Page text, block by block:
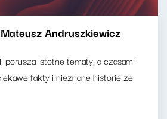
Andruszkiewicz
porusza istotne tematy, a czasami
fakty i nieznane historie ze